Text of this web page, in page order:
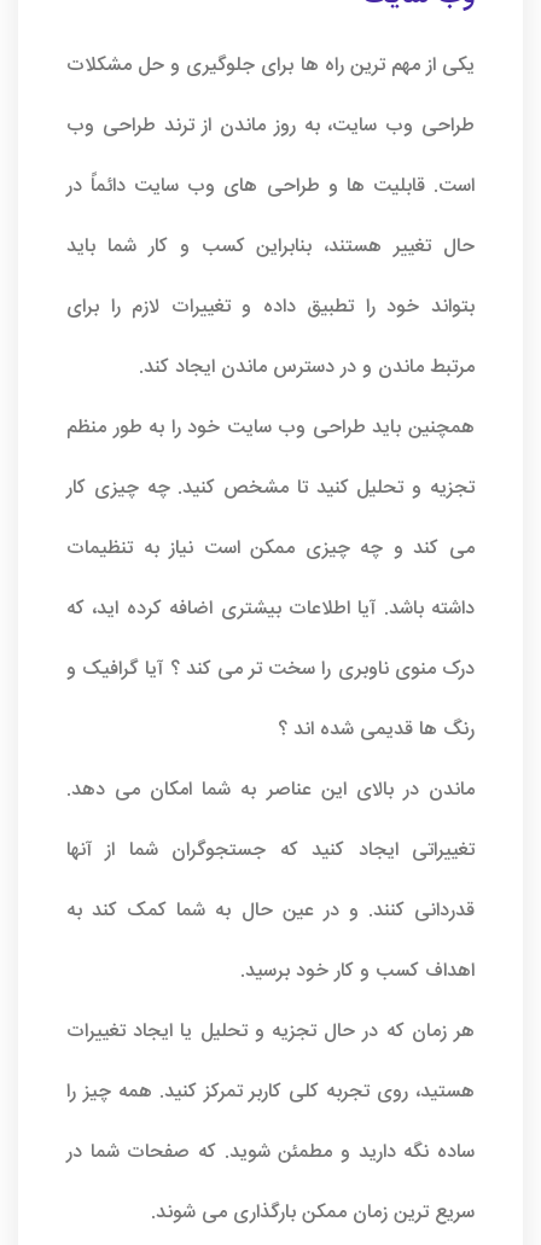
یکی از مهم ترین راه ها برای جلوگیری و حل مشکلات
طراحی وب سایت، به روز ماندن از ترند طراحی وب
است. قابلیت ها و طراحی های وب سایت دائماً در
حال تغییر هستند، بنابراین کسب و کار شما باید
بتواند خود را تطبیق داده و تغییرات لازم را برای
مرتبط ماندن و در دسترس ماندن ایجاد کند.
همچنین باید طراحی وب سایت خود را به طور منظم
تجزیه و تحلیل کنید تا مشخص کنید. چه چیزی کار
می کند و چه چیزی ممکن است نیاز به تنظیمات
داشته باشد. آیا اطلاعات بیشتری اضافه کرده اید، که
درک منوی ناوبری را سخت تر می کند ؟ آیا گرافیک و
رنگ ها قدیمی شده اند ؟
ماندن در بالای این عناصر به شما امکان می دهد.
تغییراتی ایجاد کنید که جستجوگران شما از آنها
قدردانی کنند. و در عین حال به شما کمک کند به
اهداف کسب و کار خود برسید.
هر زمان که در حال تجزیه و تحلیل یا ایجاد تغییرات
هستید، روی تجربه کلی کاربر تمرکز کنید. همه چیز را
ساده نگه دارید و مطمئن شوید. که صفحات شما در
سریع ترین زمان ممکن بارگذاری می شوند.